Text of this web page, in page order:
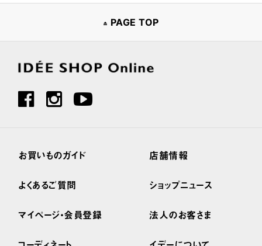
PAGE TOP
お買いものガイド
よくあるご質問
マイページ・会員登録
店舗情報
ショップニュース
法人のお客さま